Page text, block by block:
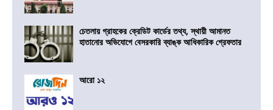
চেতলায় গ্রাহকের ক্রেডিট কার্ডের তথ্য, স্থায়ী আমানত
হাতানোর অভিযোগে বেসরকারি ব্যাঙ্ক আধিকারিক গ্রেফতার
আরো ১২